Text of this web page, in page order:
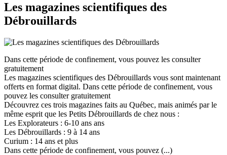
Les magazines scientifiques des
Débrouillards
Dans cette période de confinement, vous pouvez les consulter
gratuitement
Les magazines scientifiques des Débrouillards vous sont maintenant
offerts en format digital. Dans cette période de confinement, vous
pouvez les consulter gratuitement
Découvrez ces trois magazines faits au Québec, mais animés par le
même esprit que les Petits Débrouillards de chez nous :
Les Explorateurs : 6-10 ans ans
Les Débrouillards : 9 à 14 ans
Curium : 14 ans et plus
Dans cette période de confinement, vous pouvez (...)